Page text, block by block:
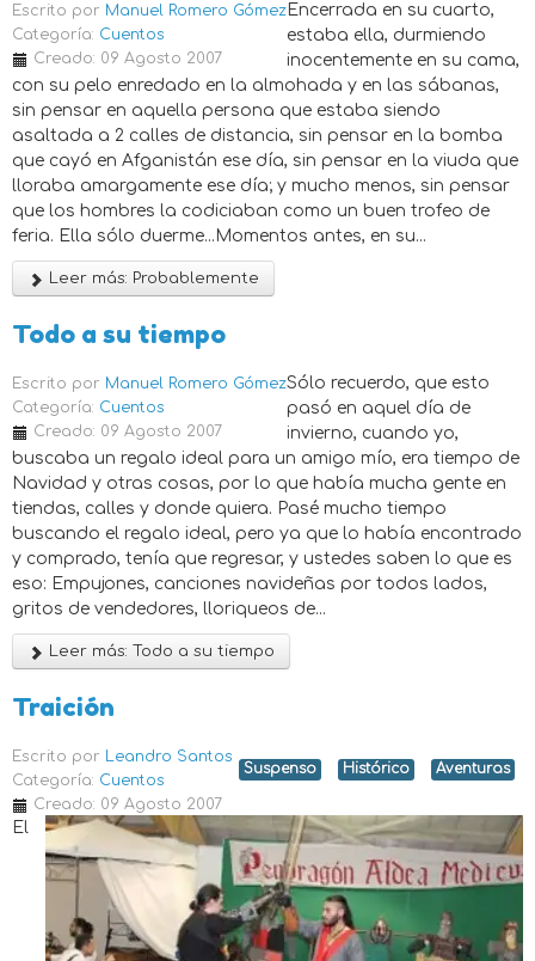
Escrito por Manuel Romero Gómez
Categoría: Cuentos
Creado: 09 Agosto 2007
Encerrada en su cuarto,
estaba ella, durmiendo
inocentemente en su cama,
con su pelo enredado en la almohada y en las sábanas,
sin pensar en aquella persona que estaba siendo
asaltada a 2 calles de distancia, sin pensar en la bomba
que cayó en Afganistán ese día, sin pensar en la viuda que
lloraba amargamente ese día; y mucho menos, sin pensar
que los hombres la codiciaban como un buen trofeo de
feria. Ella sólo duerme...Momentos antes, en su...
Leer más: Probablemente
Todo a su tiempo
Escrito por Manuel Romero Gómez
Categoría: Cuentos
Creado: 09 Agosto 2007
Sólo recuerdo, que esto
pasó en aquel día de
invierno, cuando yo,
buscaba un regalo ideal para un amigo mío, era tiempo de
Navidad y otras cosas, por lo que había mucha gente en
tiendas, calles y donde quiera. Pasé mucho tiempo
buscando el regalo ideal, pero ya que lo había encontrado
y comprado, tenía que regresar, y ustedes saben lo que es
eso: Empujones, canciones navideñas por todos lados,
gritos de vendedores, lloriqueos de...
Leer más: Todo a su tiempo
Traición
Escrito por Leandro Santos
Categoría: Cuentos
Creado: 09 Agosto 2007
Suspenso Histórico Aventuras
El